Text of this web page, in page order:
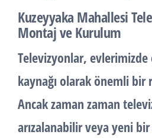
Kuzeyyaka Mahallesi
Montaj ve Kurulum
Televizyonlar,
kaynağı olarak önemli bir
Ancak zaman zaman
arızalanabilir veya yeni